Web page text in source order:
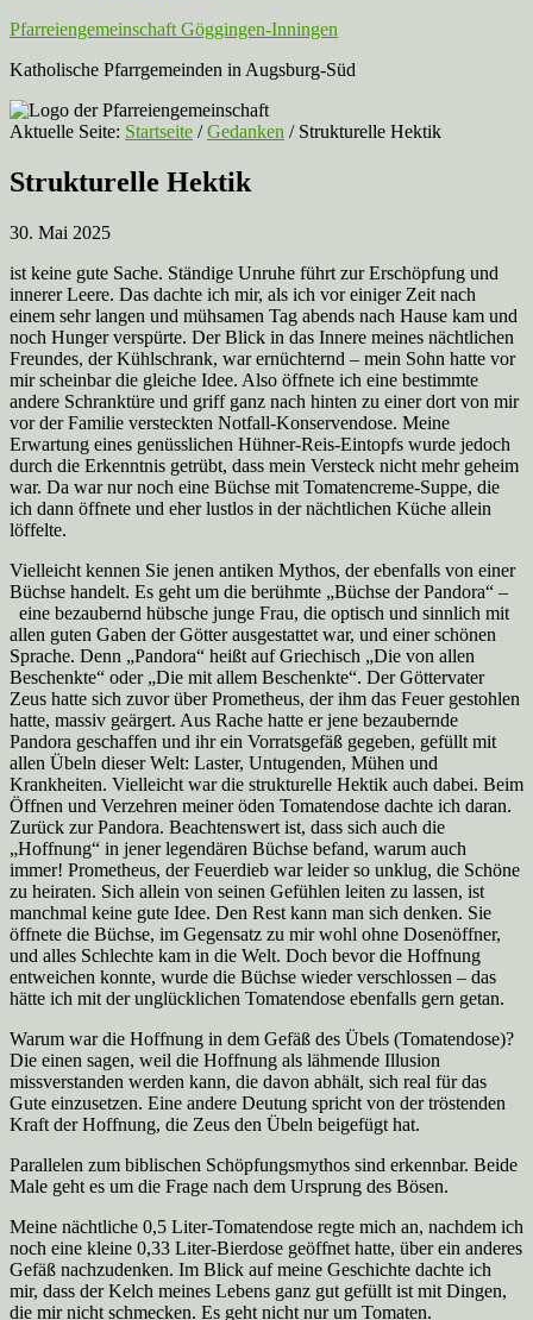
Pfarreiengemeinschaft Göggingen-Inningen
Katholische Pfarrgemeinden in Augsburg-Süd
Aktuelle Seite: Startseite / Gedanken /Strukturelle Hektik
Strukturelle Hektik
30. Mai 2025
ist keine gute Sache. Ständige Unruhe führt zur Erschöpfung und
innerer Leere. Das dachte ich mir, als ich vor einiger Zeit nach
einem sehr langen und mühsamen Tag abends nach Hause kam und
noch Hunger verspürte. Der Blick in das Innere meines nächtlichen
Freundes, der Kühlschrank, war ernüchternd – mein Sohn hatte vor
mir scheinbar die gleiche Idee. Also öffnete ich eine bestimmte
andere Schranktüre und griff ganz nach hinten zu einer dort von mir
vor der Familie versteckten Notfall-Konservendose. Meine
Erwartung eines genüsslichen Hühner-Reis-Eintopfs wurde jedoch
durch die Erkenntnis getrübt, dass mein Versteck nicht mehr geheim
war. Da war nur noch eine Büchse mit Tomatencreme-Suppe, die
ich dann öffnete und eher lustlos in der nächtlichen Küche allein
löffelte.
Vielleicht kennen Sie jenen antiken Mythos, der ebenfalls von einer
Büchse handelt. Es geht um die berühmte „Büchse der Pandora“ –
eine bezaubernd hübsche junge Frau, die optisch und sinnlich mit
allen guten Gaben der Götter ausgestattet war, und einer schönen
Sprache. Denn „Pandora“ heißt auf Griechisch „Die von allen
Beschenkte“ oder „Die mit allem Beschenkte“. Der Göttervater
Zeus hatte sich zuvor über Prometheus, der ihm das Feuer gestohlen
hatte, massiv geärgert. Aus Rache hatte er jene bezaubernde
Pandora geschaffen und ihr ein Vorratsgefäß gegeben, gefüllt mit
allen Übeln dieser Welt: Laster, Untugenden, Mühen und
Krankheiten. Vielleicht war die strukturelle Hektik auch dabei. Beim
Öffnen und Verzehren meiner öden Tomatendose dachte ich daran.
Zurück zur Pandora. Beachtenswert ist, dass sich auch die
„Hoffnung“ in jener legendären Büchse befand, warum auch
immer! Prometheus, der Feuerdieb war leider so unklug, die Schöne
zu heiraten. Sich allein von seinen Gefühlen leiten zu lassen, ist
manchmal keine gute Idee. Den Rest kann man sich denken. Sie
öffnete die Büchse, im Gegensatz zu mir wohl ohne Dosenöffner,
und alles Schlechte kam in die Welt. Doch bevor die Hoffnung
entweichen konnte, wurde die Büchse wieder verschlossen – das
hätte ich mit der unglücklichen Tomatendose ebenfalls gern getan.
Warum war die Hoffnung in dem Gefäß des Übels (Tomatendose)?
Die einen sagen, weil die Hoffnung als lähmende Illusion
missverstanden werden kann, die davon abhält, sich real für das
Gute einzusetzen. Eine andere Deutung spricht von der tröstenden
Kraft der Hoffnung, die Zeus den Übeln beigefügt hat.
Parallelen zum biblischen Schöpfungsmythos sind erkennbar. Beide
Male geht es um die Frage nach dem Ursprung des Bösen.
Meine nächtliche 0,5 Liter-Tomatendose regte mich an, nachdem ich
noch eine kleine 0,33 Liter-Bierdose geöffnet hatte, über ein anderes
Gefäß nachzudenken. Im Blick auf meine Geschichte dachte ich
mir, dass der Kelch meines Lebens ganz gut gefüllt ist mit Dingen,
die mir nicht schmecken. Es geht nicht nur um Tomaten.